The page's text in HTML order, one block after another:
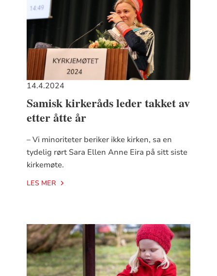
14.4.2024
Samisk kirkeråds leder takket av
etter åtte år
– Vi minoriteter beriker ikke kirken, sa en
tydelig rørt Sara Ellen Anne Eira på sitt siste
kirkemøte.
LES MER